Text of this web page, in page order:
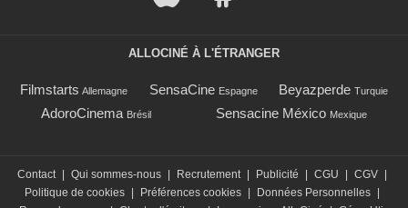
ALLOCINÉ À L'ÉTRANGER
Filmstarts Allemagne SensaCine Espagne Beyazperde Turquie
AdoroCinema Brésil Sensacine México Mexique
Contact Qui sommes-nous Recrutement Publicité CGU CGV
Politique de cookies
Préférences cookies Données Personnelles